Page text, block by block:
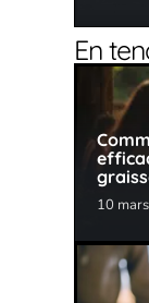
En
10